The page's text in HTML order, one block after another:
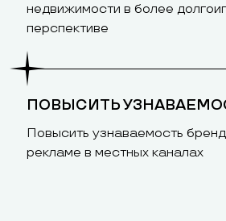
недвижимости в более
перспективе
ПОВЫСИТЬ
Повысить узнаваемость
рекламе в местных каналах